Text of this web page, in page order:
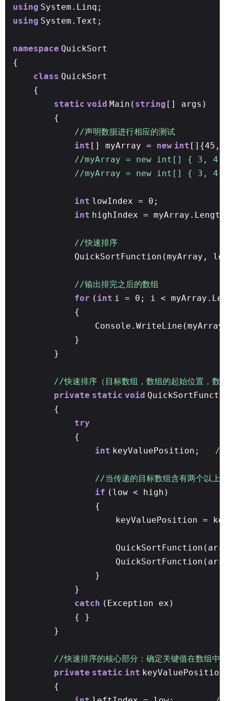
using System.Linq;
using System.Text;
namespace QuickSort
{
class QuickSort
{
static void Main( string [] args)
{
//声明数据进行相应的测试
int [] myArray = new int []{45,
//myArray = new int[] { 3, 4,
//myArray = new int[] { 3, 4,
int
int highIndex =
//快速排序
QuickSortFunction(myArray,
//输出排完之后的数组
for ( int i = 0; i <
{
}
}
//快速排序（目标数组，数组的起始位置，数
private static void
{
try
{
int keyValuePosition; //
//当传递的目标数组含有两个以上的
if (low < high)
{
keyValuePosition =
}
}
catch (Exception ex)
{ }
}
//快速排序的核心部分：确定关键值在数组中
private static int
{